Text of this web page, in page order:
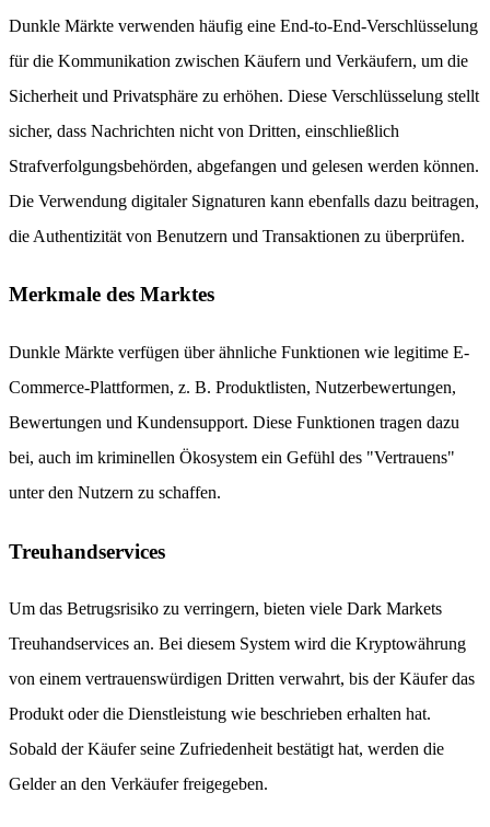
Dunkle Märkte verwenden häufig eine End-to-End-Verschlüsselung
für die Kommunikation zwischen Käufern und Verkäufern, um die
Sicherheit und Privatsphäre zu erhöhen. Diese Verschlüsselung stellt
sicher, dass Nachrichten nicht von Dritten, einschließlich
Strafverfolgungsbehörden, abgefangen und gelesen werden können.
Die Verwendung digitaler Signaturen kann ebenfalls dazu beitragen,
die Authentizität von Benutzern und Transaktionen zu überprüfen.
Merkmale des Marktes
Dunkle Märkte verfügen über ähnliche Funktionen wie legitime E-
Commerce-Plattformen, z. B. Produktlisten, Nutzerbewertungen,
Bewertungen und Kundensupport. Diese Funktionen tragen dazu
bei, auch im kriminellen Ökosystem ein Gefühl des "Vertrauens"
unter den Nutzern zu schaffen.
Treuhandservices
Um das Betrugsrisiko zu verringern, bieten viele Dark Markets
Treuhandservices an. Bei diesem System wird die Kryptowährung
von einem vertrauenswürdigen Dritten verwahrt, bis der Käufer das
Produkt oder die Dienstleistung wie beschrieben erhalten hat.
Sobald der Käufer seine Zufriedenheit bestätigt hat, werden die
Gelder an den Verkäufer freigegeben.